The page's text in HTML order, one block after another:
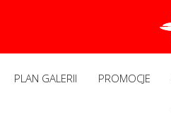
PLAN GALERII PROMOCJE